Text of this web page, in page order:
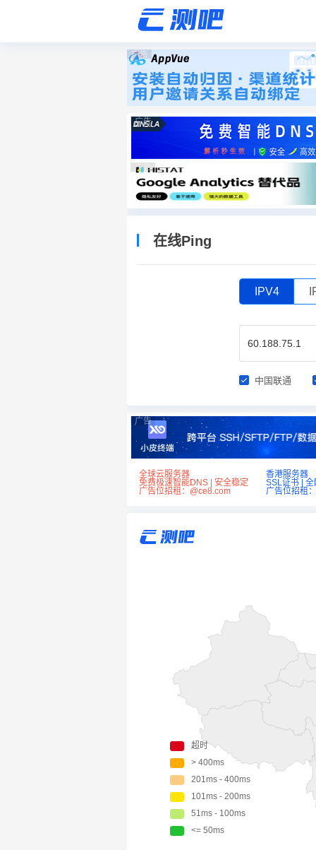
广告
广告
广告
在线Ping
IPV4
中国联通
广告
全球云服务器
香港服务器
免费极速智能DNS | 安全稳定
SSL证书 |
广告位招租：@ce8.com
广告位招租